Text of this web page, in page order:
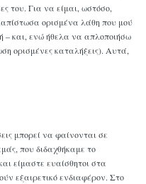
του. Για να είμαι, ωστόσο,
ορισμένα λάθη που μού
– και, ενώ ήθελα να απλοποιήσω
ορισμένες καταλήξεις). Αυτά,
μπορεί να φαίνονται σε
που διδαχθήκαμε το
είμαστε ευαίσθητοι στα
εξαιρετικό ενδιαφέρον. Στο